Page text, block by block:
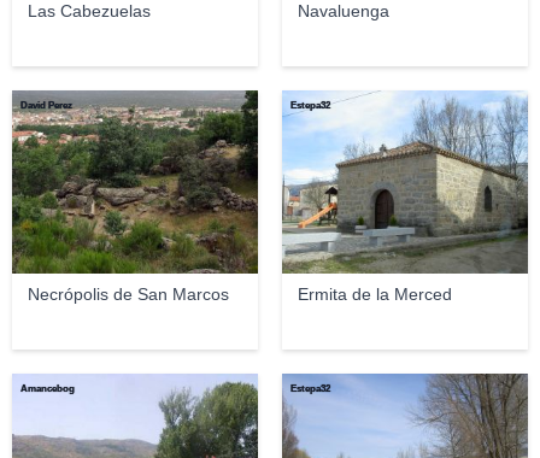
Las Cabezuelas Navaluenga
Necrópolis de San Marcos
David Perez
Ermita de la Merced
Estepa32
Amancebog Estepa32